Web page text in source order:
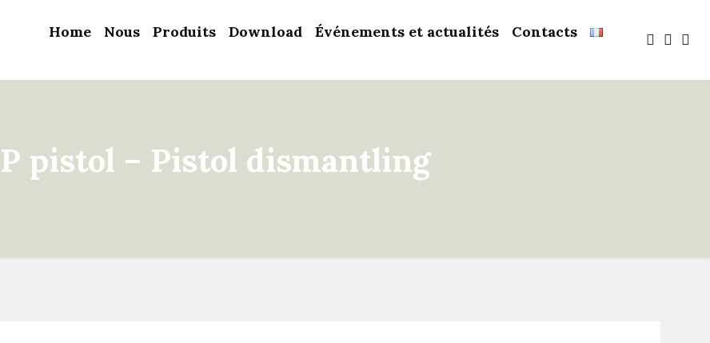
Home Nous Produits Download Événements et actualités Contacts
pistol – Pistol dismantling